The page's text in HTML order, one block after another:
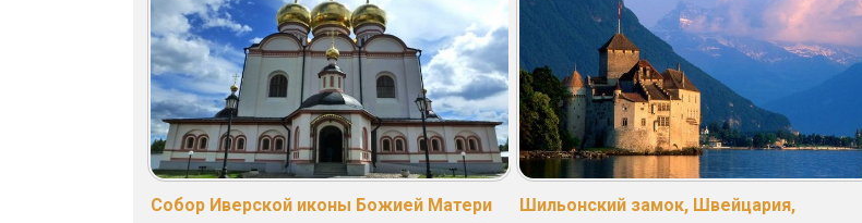
Собор Иверской иконы Божией Матери
Шильонский замок, Швейцария,